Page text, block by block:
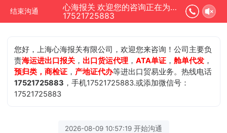
结束沟通
心海报关 欢迎您的咨询正在为您服务
17521725883
您好，上海心海报关有限公司，欢迎您来咨询！公司主要负
责海运进出口报关 ， 出口货运代理 ，ATA单证 ，舱单代发 ，
预归类，商检证 ， 产地证代办等进出口贸易业务。热线电话
17521725883 ，手机17521725883.或添加微信号：
17521725883
2026-08-09 10:57:19 开始沟通